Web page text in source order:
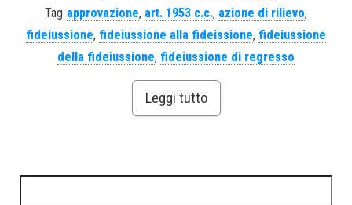
Tag approvazione, art. 1953 c.c., azione di rilievo,
fideiussione, fideiussione alla fideissione, fideiussione
della fideiussione, fideiussione di regresso
Leggi tutto